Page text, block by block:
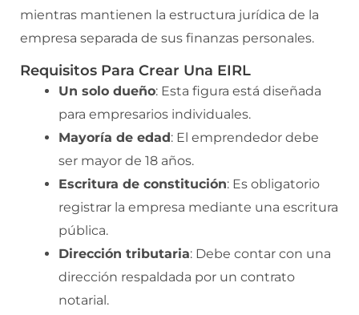
mientras mantienen la estructura jurídica de la
empresa separada de sus finanzas personales.
Requisitos Para Crear Una EIRL
Un solo dueño: Esta figura está diseñada
para empresarios individuales.
Mayoría de edad: El emprendedor debe
ser mayor de 18 años.
Escritura de constitución: Es obligatorio
registrar la empresa mediante una escritura
pública.
Dirección tributaria: Debe contar con una
dirección respaldada por un contrato
notarial.